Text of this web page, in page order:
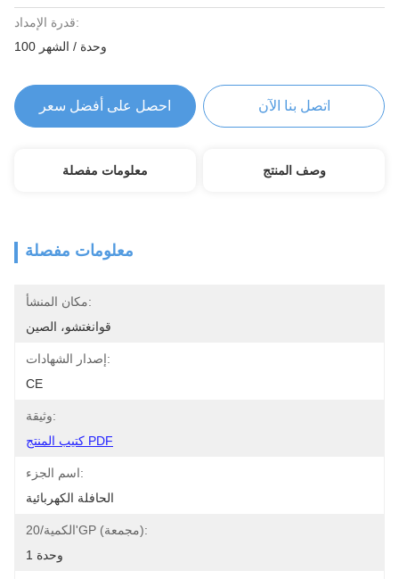
قدرة الإمداد:
100 وحدة / الشهر
احصل على أفضل سعر اتصل بنا الآن
معلومات مفصلة وصف المنتج
معلومات مفصلة
مكان المنشأ:
قوانغتشو، الصين
إصدار الشهادات:
CE
وثيقة:
كتيب المنتج PDF
اسم الجزء:
الحافلة الكهربائية
الكمية/20'GP (مجمعة):
1 وحدة